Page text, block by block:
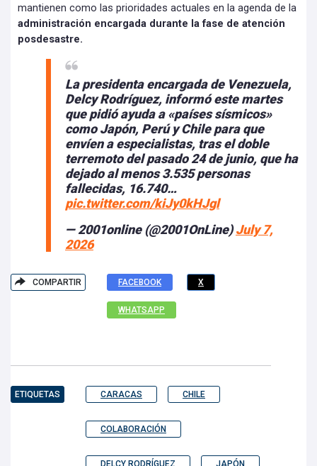
mantienen como las prioridades actuales en la agenda de la
administración encargada durante la fase de atención
posdesastre.
La presidenta encargada de Venezuela,
Delcy Rodríguez, informó este martes
que pidió ayuda a «países sísmicos»
como Japón, Perú y Chile para que
envíen a especialistas, tras el doble
terremoto del pasado 24 de junio, que ha
dejado al menos 3.535 personas
fallecidas, 16.740…
pic.twitter.com/kiJy0kHJgl
— 2001online (@2001OnLine)July 7,
2026
COMPARTIR FACEBOOK X
WHATSAPP
ETIQUETAS CARACAS CHILE
COLABORACIÓN
DELCY RODRÍGUEZ JAPÓN